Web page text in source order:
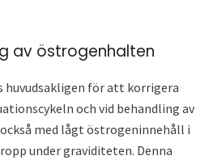
av östrogenhalten
huvudsakligen för att korrigera
och vid behandling av
med lågt östrogeninnehåll i
under graviditeten. Denna